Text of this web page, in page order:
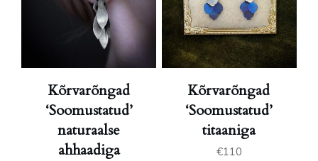
Kõrvarõngad
‘Soomustatud’
naturaalse
ahhaadiga
Kõrvarõngad
‘Soomustatud’
titaaniga
€110